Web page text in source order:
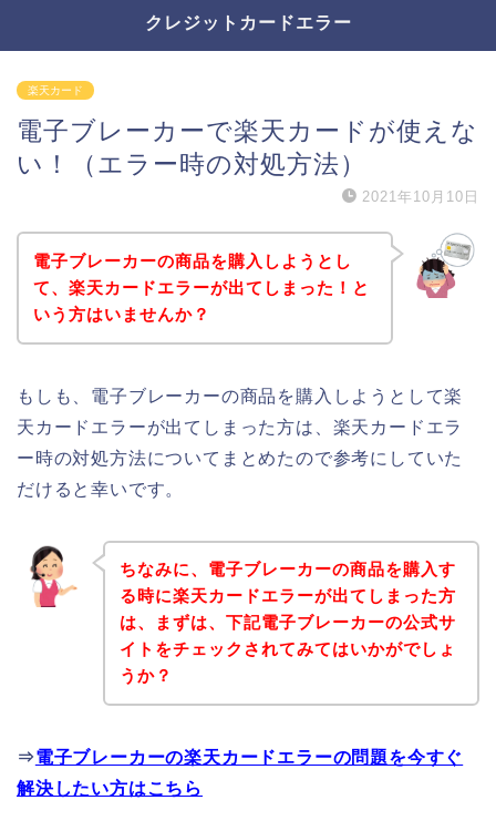
クレジットカードエラー
楽天カード
電子ブレーカーで楽天カードが使えな
い！（エラー時の対処方法）
2021年10月10日
電子ブレーカーの商品を購入しようとし
て、楽天カードエラーが出てしまった！と
いう方はいませんか？
もしも、電子ブレーカーの商品を購入しようとして楽
天カードエラーが出てしまった方は、楽天カードエラ
ー時の対処方法についてまとめたので参考にしていた
だけると幸いです。
ちなみに、電子ブレーカーの商品を購入す
る時に楽天カードエラーが出てしまった方
は、まずは、下記電子ブレーカーの公式サ
イトをチェックされてみてはいかがでしょ
うか？
⇒電子ブレーカーの楽天カードエラーの問題を今すぐ
解決したい方はこちら